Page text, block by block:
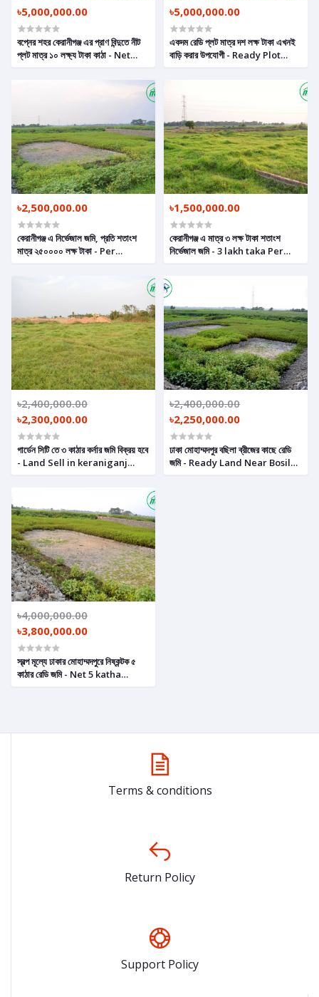
৳5,000,000.00
বপ্নের শহর কেরানীগঞ্জ এর প্রাণ বিন্দুতে নীট
প্লট মাত্র ১০ লক্ষ্য টাকা কাঠা - Net
৳5,000,000.00
একদম রেডি প্লট মাত্র দশ লক্ষ টাকা এখনই
বাড়ি করার উপযোগী - Ready Plot
৳2,500,000.00
কেরানীগঞ্জ এ নিৰ্ভেজাল জমি, প্রতি শতাংশ
মাত্র ২৫০০০০ লক্ষ টাকা - Per
৳1,500,000.00
কেরানীগঞ্জ এ মাত্র ৩ লক্ষ টাকা শতাংশ
নির্ভেজাল জমি - 3 lakh taka Per
৳2,400,000.00
৳2,300,000.00
গার্ডেন সিটি তে ৩ কাঠার কর্নার জমি বিক্রয় হবে
- Land Sell in keraniganj
৳2,400,000.00
৳2,250,000.00
ঢাকা মোহাম্মদপুর বছিলা ব্রীজের কাছে রেডি
জমি - Ready Land Near Bosila
৳4,000,000.00
৳3,800,000.00
স্বল্প মূল্যে ঢাকার মোহাম্মদপুরে নিষ্কন্টক ৫
কাঠার রেডি জমি - Net 5 katha
Terms & conditions
Return Policy
Support Policy